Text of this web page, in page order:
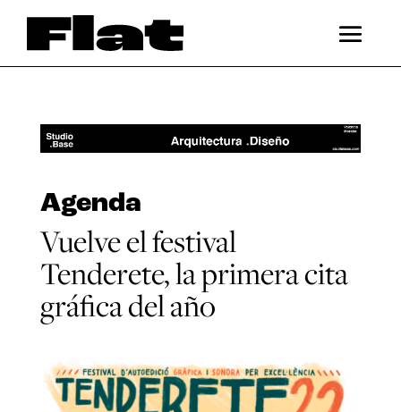
Agenda
Vuelve el festival
Tenderete, la primera cita
gráfica del año